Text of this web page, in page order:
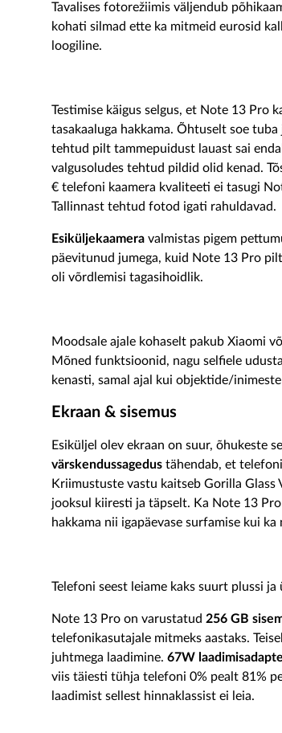
Tavalises fotorežiimis väljendub
kohati silmad ette ka mitmeid eurosid
loogiline.
Testimise käigus selgus, et Note 13 Pro
tasakaaluga hakkama. Õhtuselt soe
tehtud pilt tammepuidust lauast sai
valgusoludes tehtud pildid olid kenad.
€ telefoni kaamera kvaliteeti ei tasugi
Tallinnast tehtud fotod igati rahuldavad.
Esiküljekaamera valmistas pigem
päevitunud jumega, kuid Note 13 Pro
oli võrdlemisi tagasihoidlik.
Moodsale ajale kohaselt pakub Xiaomi
Mõned funktsioonid, nagu selfiele
kenasti, samal ajal kui objektide/
Ekraan & sisemus
Esiküljel olev ekraan on suur, õhukeste
värskendussagedus tähendab, et
Kriimustuste vastu kaitseb Gorilla Glass
jooksul kiiresti ja täpselt. Ka Note 13
hakkama nii igapäevase surfamise kui
Telefoni seest leiame kaks suurt plussi ja
Note 13 Pro on varustatud 256 GB
telefonikasutajale mitmeks aastaks.
juhtmega laadimine. 67W
viis täiesti tühja telefoni 0% pealt 81%
laadimist sellest hinnaklassist ei leia.